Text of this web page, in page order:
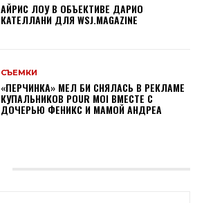
АЙРИС ЛОУ В ОБЪЕКТИВЕ ДАРИО
КАТЕЛЛАНИ ДЛЯ WSJ.MAGAZINE
СЪЕМКИ
«ПЕРЧИНКА» МЕЛ БИ СНЯЛАСЬ В РЕКЛАМЕ
КУПАЛЬНИКОВ POUR MOI ВМЕСТЕ С
ДОЧЕРЬЮ ФЕНИКС И МАМОЙ АНДРЕА